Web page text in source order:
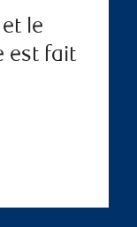
et le
est fait